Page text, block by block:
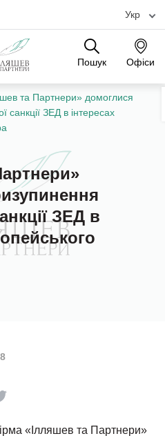
Укр
Пошук Офіси
Офіси
та Партнери» домоглися
санкції ЗЕД в інтересах
ЗЕД в
«Ілляшев та Партнери»